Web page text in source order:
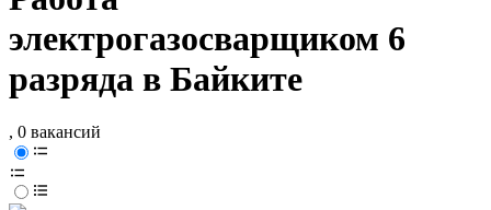
электрогазосварщиком 6
разряда в Байките
, 0 вакансий